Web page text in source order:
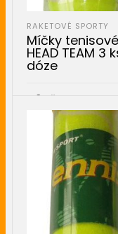
RAKETOVÉ SPORTY
Míčky tenisové
HEAD TEAM 3
dóze
173 Kč
PŘIDAT DO KOŠÍKU